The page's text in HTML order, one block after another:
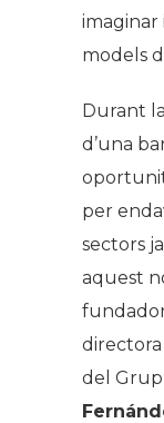
imaginar
models
Durant
d’una
per
sectors
aquest
directora
del